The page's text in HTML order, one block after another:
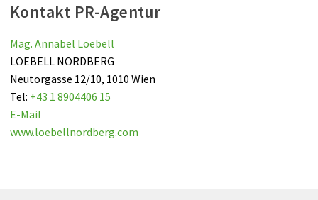
Kontakt PR-Agentur
Mag. Annabel Loebell
LOEBELL NORDBERG
Neutorgasse 12/10, 1010 Wien
Tel: +43 1 8904406 15
E-Mail
www.loebellnordberg.com